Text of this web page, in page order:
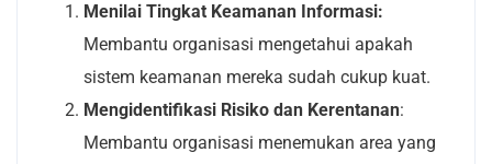
Menilai Tingkat Keamanan Informasi:
Membantu organisasi mengetahui apakah
sistem keamanan mereka sudah cukup kuat.
Mengidentifikasi Risiko dan Kerentanan:
Membantu organisasi menemukan area yang